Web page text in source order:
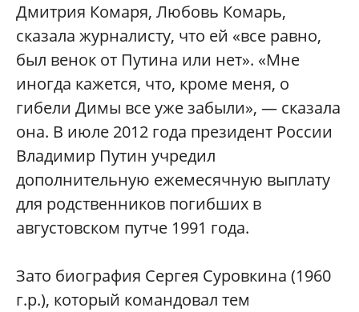
Дмитрия Комаря, Любовь Комарь,
сказала журналисту, что ей «все равно,
был венок от Путина или нет». «Мне
иногда кажется, что, кроме меня, о
гибели Димы все уже забыли», — сказала
она. В июле 2012 года президент России
Владимир Путин учредил
дополнительную ежемесячную выплату
для родственников погибших в
августовском путче 1991 года.
Зато биография Сергея Суровкина (1960
г.р.), который командовал тем